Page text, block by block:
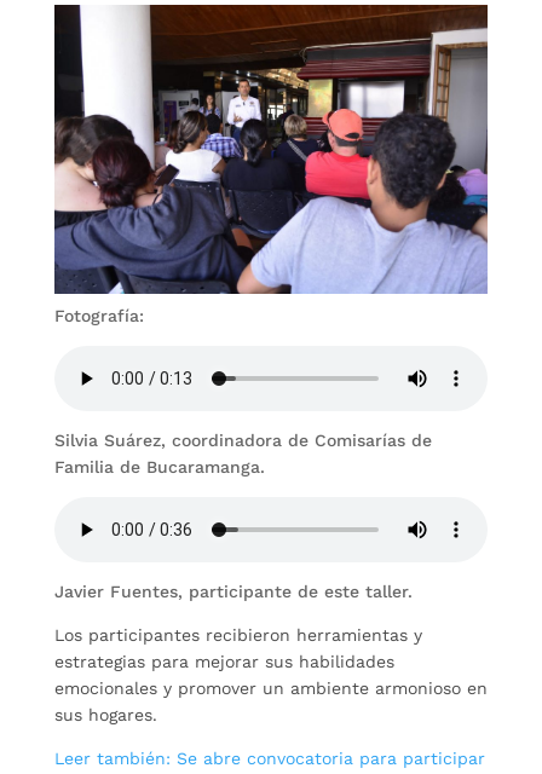
Fotografía:
Silvia Suárez, coordinadora de Comisarías de
Familia de Bucaramanga.
Javier Fuentes, participante de este taller.
Los participantes recibieron herramientas y
estrategias para mejorar sus habilidades
emocionales y promover un ambiente armonioso en
sus hogares.
Leer también: Se abre convocatoria para participar